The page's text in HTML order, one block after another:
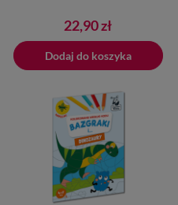
Cena
22,90 zł
Dodaj do koszyka